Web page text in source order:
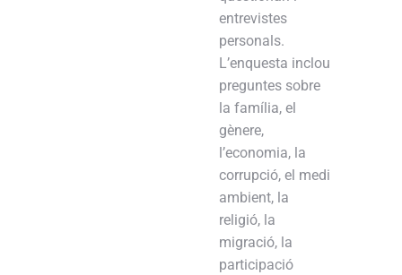
entrevistes
personals.
L’enquesta inclou
preguntes sobre
la família, el
gènere,
l’economia, la
corrupció, el medi
ambient, la
religió, la
migració, la
participació